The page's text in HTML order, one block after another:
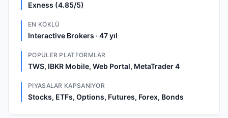
Exness (4.85/5)
EN KÖKLÜ
Interactive Brokers · 47 yıl
POPÜLER PLATFORMLAR
TWS, IBKR Mobile, Web Portal, MetaTrader 4
PIYASALAR KAPSANIYOR
Stocks, ETFs, Options, Futures, Forex, Bonds